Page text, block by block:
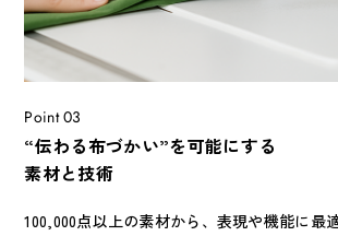
Point 03
“伝わる布づかい”を可能にする
素材と技術
100,000点以上の素材から、表現や機能に最